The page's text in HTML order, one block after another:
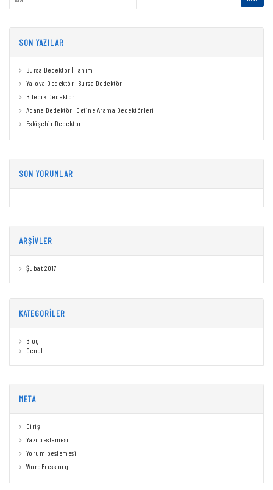
SON YAZILAR
Bursa Dedektör | Tanımı
Yalova Dedektör | Bursa Dedektör
Bilecik Dedektör
Adana Dedektör | Define Arama Dedektörleri
Eskişehir Dedektor
SON YORUMLAR
ARŞIVLER
Şubat 2017
KATEGORILER
Blog
Genel
META
Giriş
Yazı beslemesi
Yorum beslemesi
WordPress.org